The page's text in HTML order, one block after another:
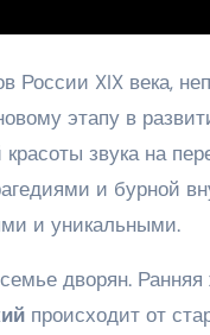
России XIX века,
этапу в
звука на
и бурной
и уникальными.
дворян. Ранняя
происходит от